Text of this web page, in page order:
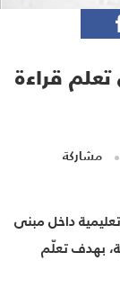
قراءة
مشاركة
داخل مبنى
بهدف تعلّم